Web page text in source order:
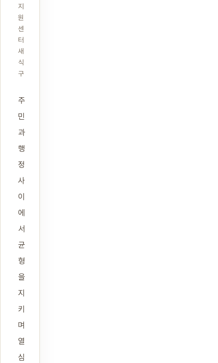
지
원
센
터
새
식
구
주
민
과
행
정
사
이
에
서
균
형
을
지
키
며
열
심